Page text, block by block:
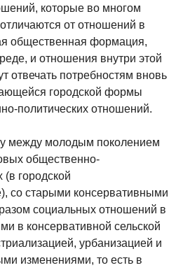
которые во многом
от отношений в
общественная формация,
и отношения внутри этой
отвечать потребностям вновь
городской формы
политических отношений.
между молодым поколением
общественно-
городской
со старыми консервативными
социальных отношений в
в консервативной сельской
урбанизацией и
изменениями, то есть в